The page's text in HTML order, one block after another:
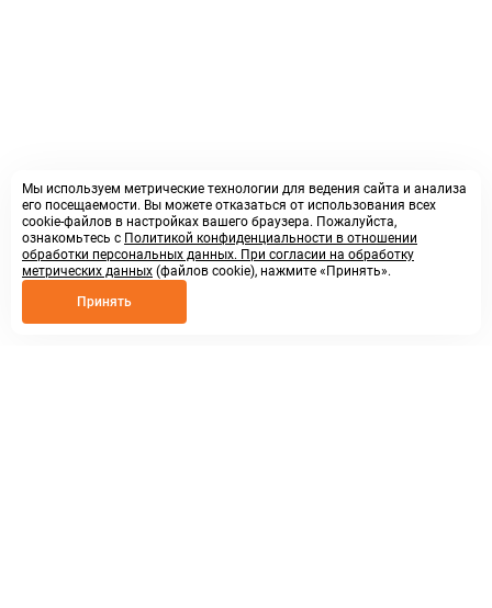
Мы используем метрические технологии для ведения сайта и анализа
его посещаемости. Вы можете отказаться от использования всех
cookie-файлов в настройках вашего браузера. Пожалуйста,
ознакомьтесь с Политикой конфиденциальности в отношении
обработки персональных данных. При согласии на обработку
метрических данных (файлов cookie), нажмите «Принять».
Принять